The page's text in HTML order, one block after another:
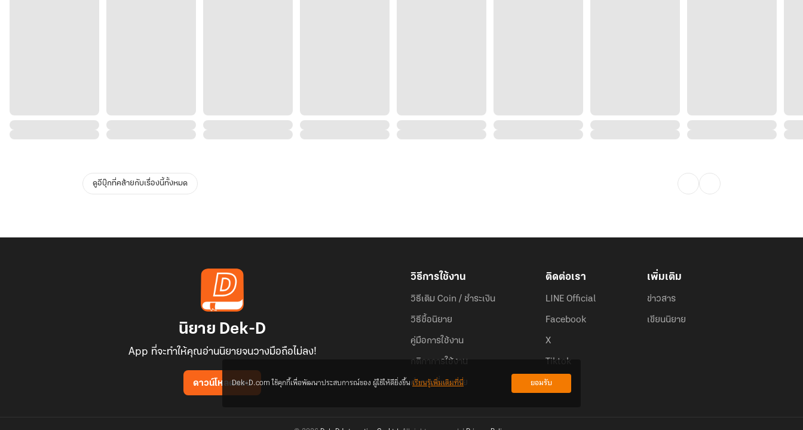
ดูอีบุ๊กที่คล้ายกับเรื่องนี้ทั้งหมด
นิยาย Dek-D
App ที่จะทำให้คุณอ่านนิยายจนวางมือถือไม่ลง!
ดาวน์โหลดแอป
วิธีการใช้งาน
วิธีเติม Coin / ชำระเงิน
วิธีซื้อนิยาย
คู่มือการใช้งาน
กติกาการใช้งาน
คำถามที่พบบ่อย
ติดต่อเรา
LINE Official
Facebook
X
Tiktok
เพิ่มเติม
ข่าวสาร
เขียนนิยาย
Dek-D.com ใช้คุกกี้เพื่อพัฒนาประสบการณ์ของ ผู้ใช้ให้ดียิ่งขึ้นเรียนรู้เพิ่มเติมที่นี่ ยอมรับ